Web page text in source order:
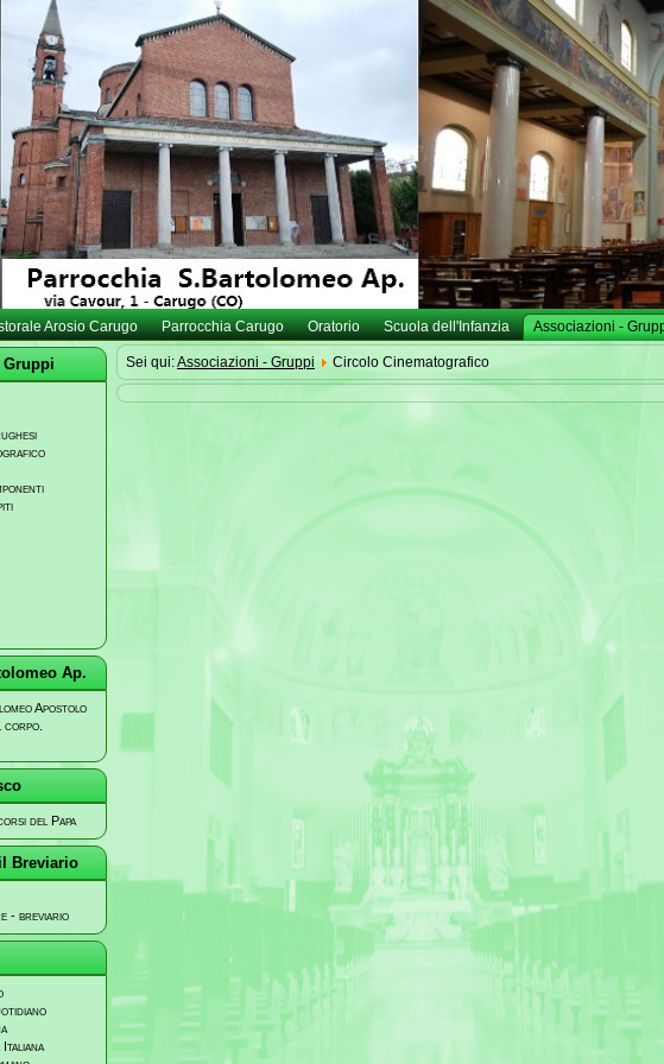
Arosio Carugo Parrocchia Carugo Oratorio Scuola dell'Infanzia Associazioni -
Ap.
Apostolo
corpo.
del Papa
Breviario
- breviario
Sei qui:Associazioni - Gruppi Circolo Cinematografico